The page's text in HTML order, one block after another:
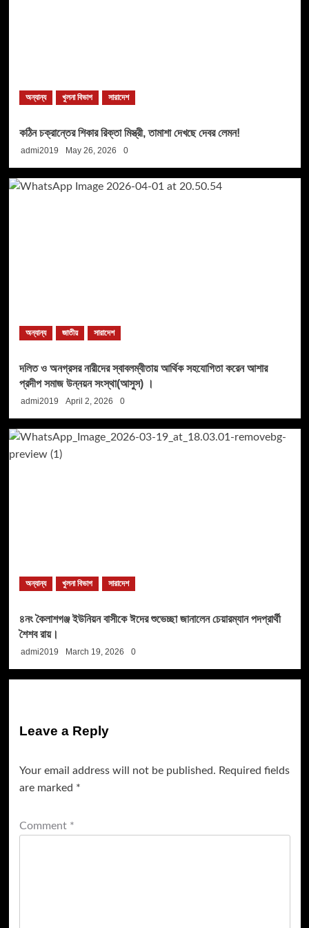
অন্যান্য খুলনা বিভাগ সারাদেশ
কঠিন চক্রান্তের শিকার রিক্তা মিস্ত্রী, তামাশা দেখছে দেবর লেমন!
admi2019 May 26, 2026 0
অন্যান্য জাতীয় সারাদেশ
দলিত ও অনগ্রসর নারীদের স্বাবলম্বীতায় আর্থিক সহযোগিতা করেন আশার
প্রদীপ সমাজ উন্নয়ন সংস্থা(আসুস) ।
admi2019 April 2, 2026 0
অন্যান্য খুলনা বিভাগ সারাদেশ
৪নং কৈলাশগঞ্জ ইউনিয়ন বাসীকে ঈদের শুভেচ্ছা জানালেন চেয়ারম্যান পদপ্রার্থী
শৈশব রায়।
admi2019 March 19, 2026 0
Leave a Reply
Your email address will not be published. Required fields
are marked *
Comment *